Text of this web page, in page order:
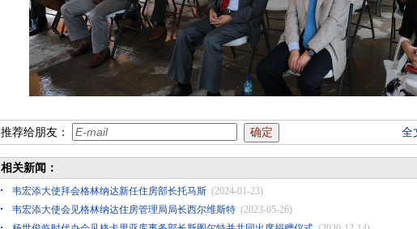
推荐给朋友： 全
相关新闻：
韦宏添大使拜会格林纳达新任住房部长托马斯 (2024-01-23)
韦宏添大使会见格林纳达住房管理局局长西尔维斯特 (2023-05-26)